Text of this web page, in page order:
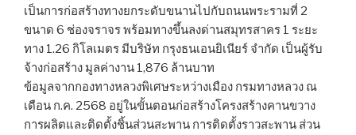
เป็นการก่อสร้างทางยกระดับขนานไปกับถนนพระรามที่ 2
ขนาด 6 ช่องจราจร พร้อมทางขึ้นลงด่านสมุทรสาคร 1 ระยะ
ทาง 1.26 กิโลเมตร มีบริษัท กรุงธนเอนยิเนียร์ จำกัด เป็นผู้รับ
จ้างก่อสร้าง มูลค่างาน 1,876 ล้านบาท
ข้อมูลจากกองทางหลวงพิเศษระหว่างเมือง กรมทางหลวง ณ
เดือน ก.ค. 2568 อยู่ในขั้นตอนก่อสร้างโครงสร้างคานขวาง
การผลิตและติดตั้งชิ้นส่วนสะพาน การติดตั้งราวสะพาน ส่วน